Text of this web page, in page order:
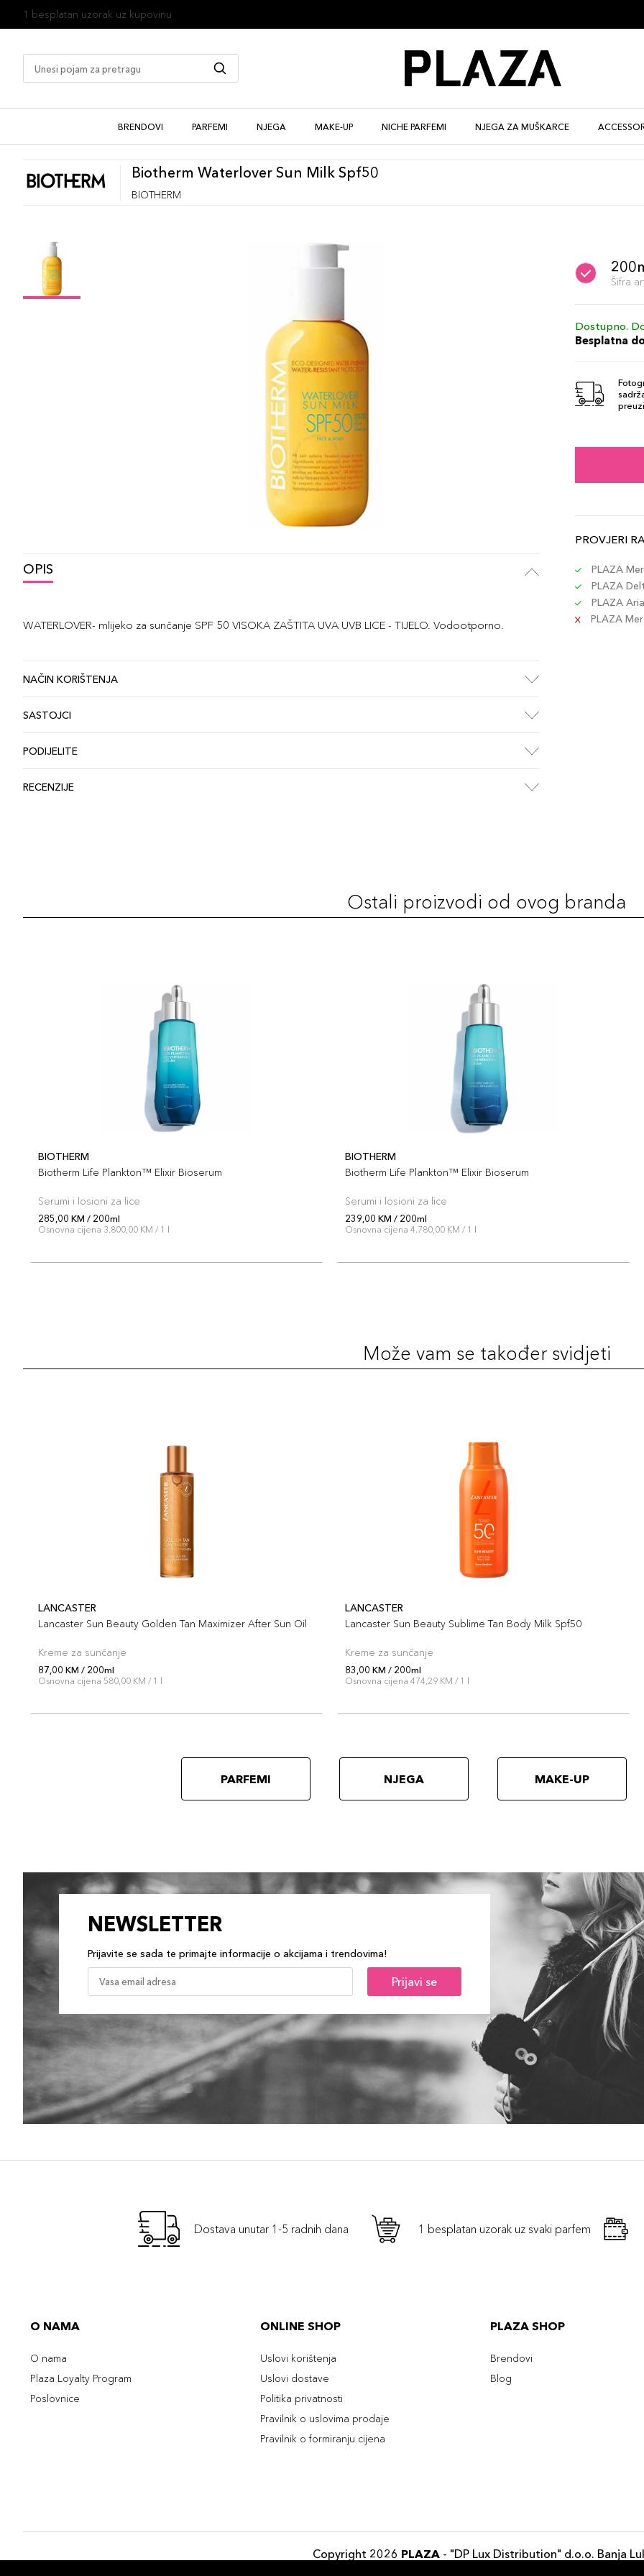
1 besplatan uzorak uz kupovinu
BRENDOVI PARFEMI NJEGA MAKE-UP NICHE PARFEMI NJEGA ZA MUŠKARCE
Biotherm Waterlover Sun Milk Spf50
BIOTHERM
OPIS
WATERLOVER- mlijeko za sunčanje SPF 50 VISOKA ZAŠTITA UVA UVB LICE - TIJELO. Vodootporno.
NAČIN KORIŠTENJA
SASTOJCI
PODIJELITE
RECENZIJE
Šifra
Dostupno.
Besplatna
PROVJERI
PLAZA
PLAZA
PLAZA
PLAZA
Ostali proizvodi od ovog branda
BIOTHERM
Biotherm Life Plankton™ Elixir Bioserum
Serumi i losioni za lice
285,00 KM / 200ml
Osnovna cijena 3.800,00 KM / 1 l
BIOTHERM
Biotherm Life Plankton™ Elixir Bioserum
Serumi i losioni za lice
239,00 KM / 200ml
Osnovna cijena 4.780,00 KM / 1 l
Može vam se također svidjeti
LANCASTER
Lancaster Sun Beauty Golden Tan Maximizer After Sun Oil
Kreme za sunčanje
87,00 KM / 200ml
Osnovna cijena 580,00 KM / 1 l
LANCASTER
Lancaster Sun Beauty Sublime Tan Body Milk Spf50
Kreme za sunčanje
83,00 KM / 200ml
Osnovna cijena 474,29 KM / 1 l
PARFEMI NJEGA MAKE-UP
NEWSLETTER
Prijavite se sada te primajte informacije o akcijama i trendovima!
Prijavi se
Dostava unutar 1-5 radnih dana 1 besplatan uzorak uz svaki parfem
O NAMA
O nama
Plaza Loyalty Program
Poslovnice
ONLINE SHOP
Uslovi korištenja
Uslovi dostave
Politika privatnosti
Pravilnik o uslovima prodaje
Pravilnik o formiranju cijena
PLAZA SHOP
Brendovi
Blog
Copyright 2026 PLAZA- "DP Lux Distribution" d.o.o. Banja